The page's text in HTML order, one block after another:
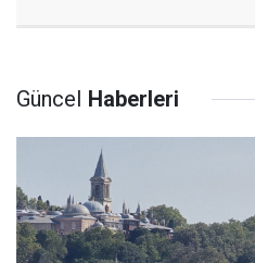
Güncel Haberleri